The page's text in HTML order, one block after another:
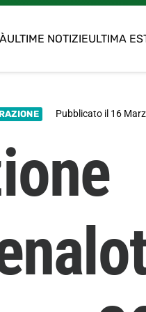
ULTIME NOTIZIEULTIMA
Pubblicato il 16